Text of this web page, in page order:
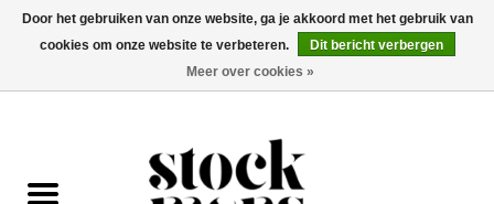
0 Artikelen - €0,00
Door het gebruiken van onze website, ga je akkoord met het gebruik van
cookies om onze website te verbeteren.
Dit bericht verbergen
Meer over cookies »